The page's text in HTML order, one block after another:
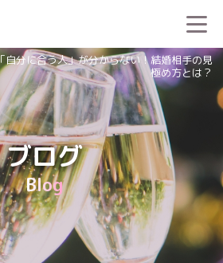
ブログ
Blog
「自分に合う人」が分からない！結婚相手の見
極め方とは？